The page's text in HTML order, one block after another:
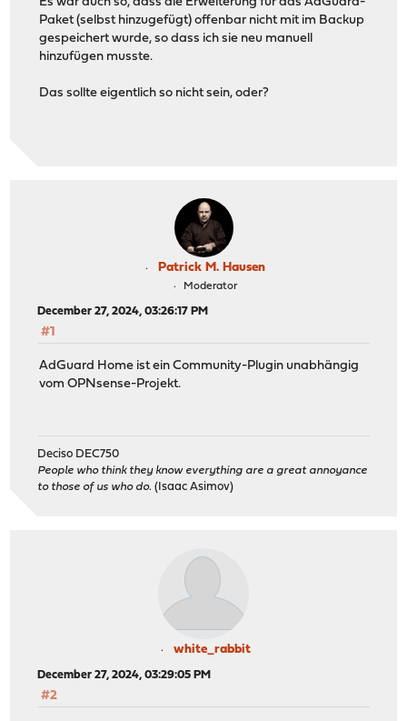
Paket (selbst hinzugefügt) offenbar nicht mit im Backup
gespeichert wurde, so dass ich sie neu manuell
hinzufügen musste.
Das sollte eigentlich so nicht sein, oder?
Patrick M. Hausen
Moderator
December 27, 2024, 03:26:17 PM
#1
AdGuard Home ist ein Community-Plugin unabhängig
vom OPNsense-Projekt.
Deciso DEC750
People who think they know everything are a great annoyance
to those of us who do. (Isaac Asimov)
white_rabbit
December 27, 2024, 03:29:05 PM
#2